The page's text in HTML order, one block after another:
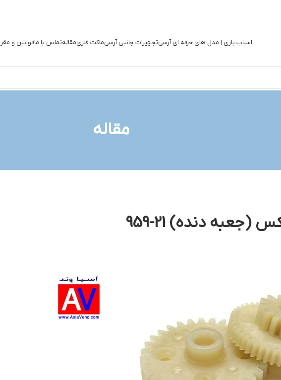
اسباب بازی | مدل های حرفه ای آرسیتجهیزات جانبی آرسیماکت فلزیمقالهتماس با ماقوانین و
مقاله
دنده) 21-959